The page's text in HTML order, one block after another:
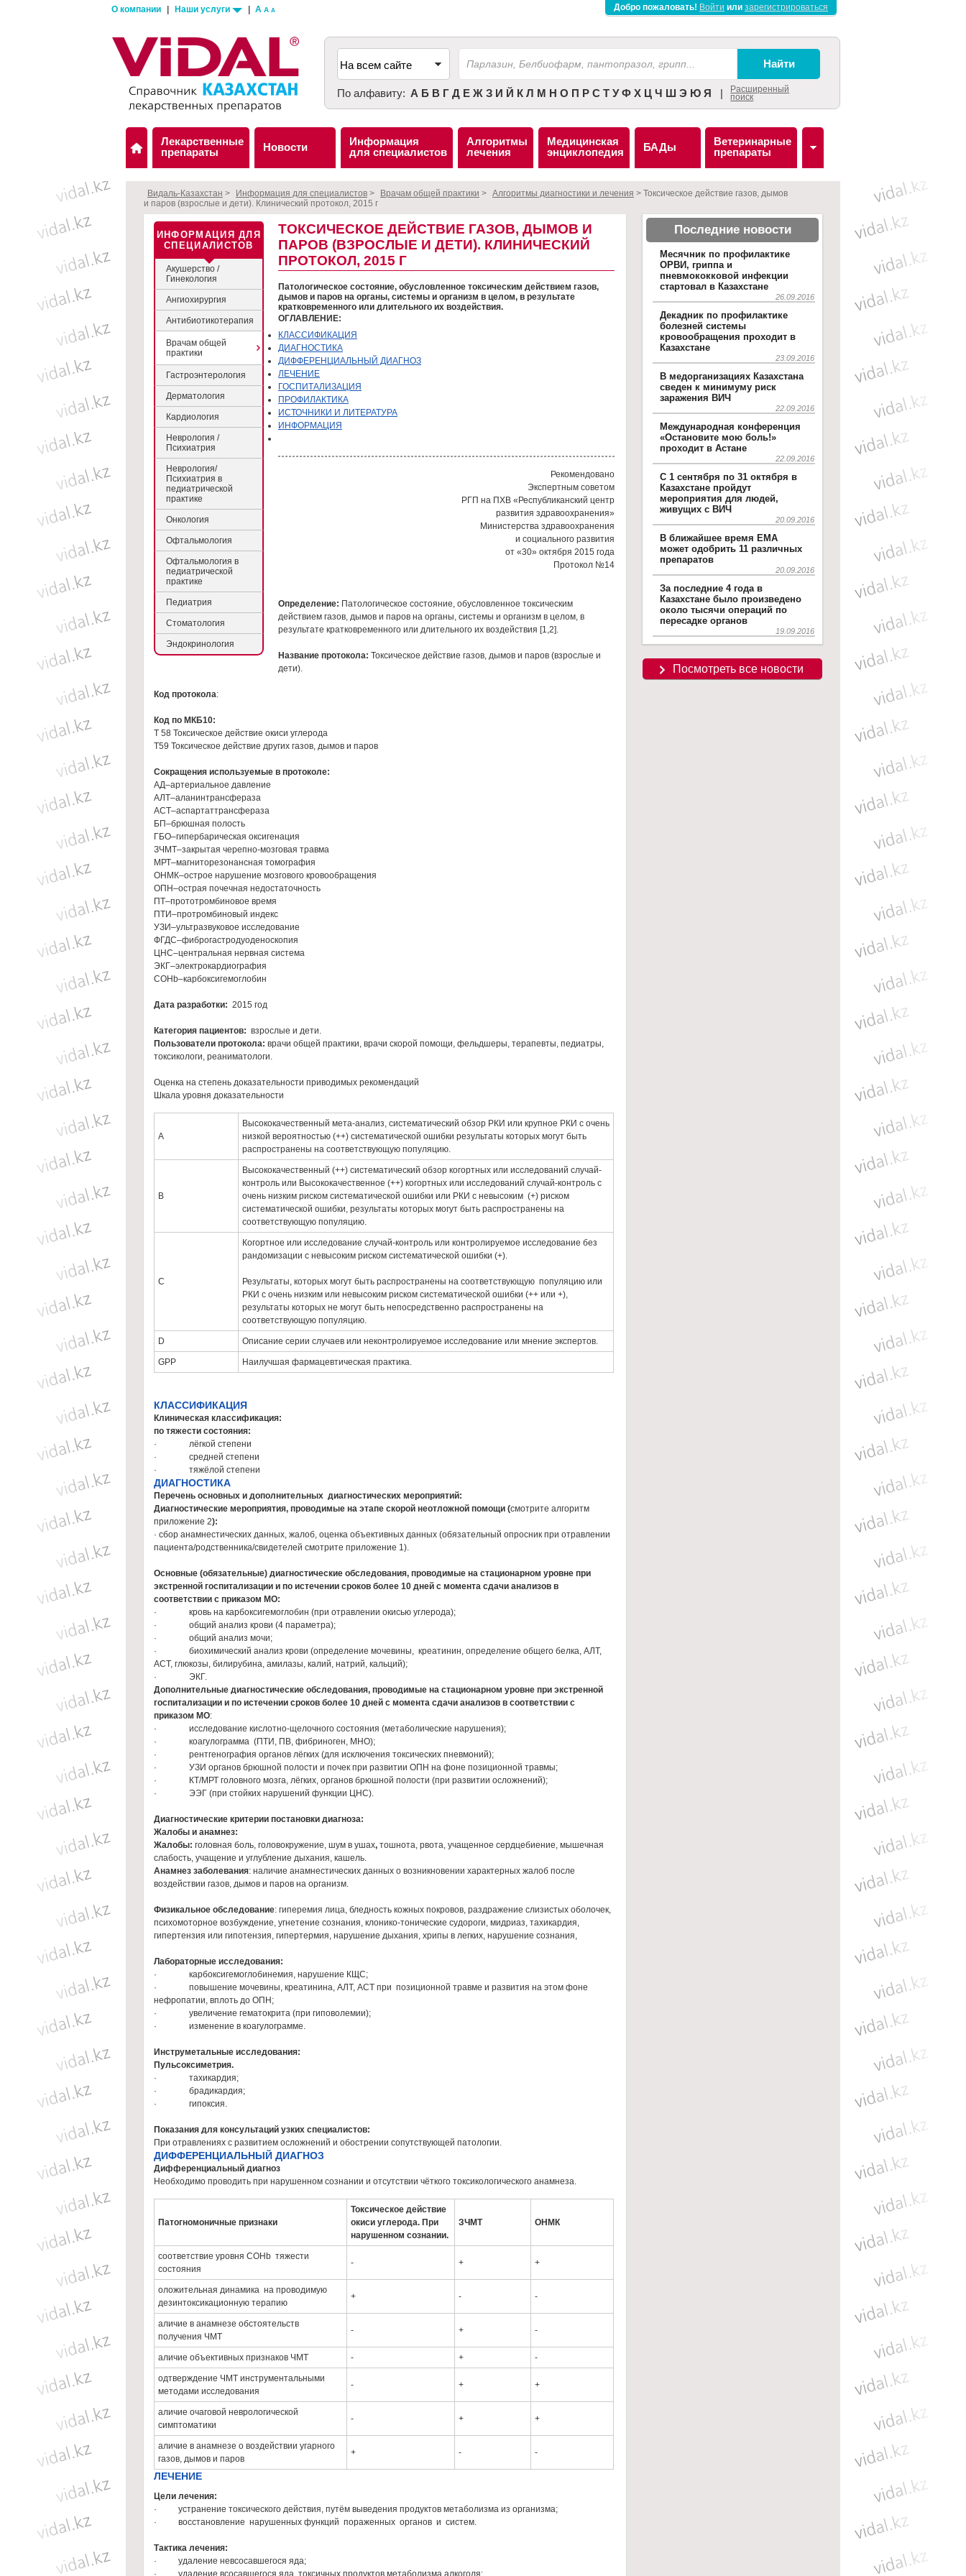
О компании Наши услуги A A A Добро пожаловать! Войти или зарегистрироваться
По алфавиту: А Б В Г Д Е Ж З И Й К Л М Н О П Р С Т У Ф Х Ц Ч Ш Э Ю Я | Расширенный
поиск
Лекарственные
препараты
Новости
Информация
для специалистов
Алгоритмы
лечения
Медицинская
энциклопедия
БАДы
Ветеринарные
препараты
Видаль-Казахстан > Информация для специалистов > Врачам общей практики > Алгоритмы диагностики и лечения > Токсическое действие газов, дымов
и паров (взрослые и дети). Клинический протокол, 2015 г
ИНФОРМАЦИЯ ДЛЯ
СПЕЦИАЛИСТОВ
Акушерство /
Гинекология
Ангиохирургия
Антибиотикотерапия
Врачам общей
практики
Гастроэнтерология
Дерматология
Кардиология
Неврология /
Психиатрия
Неврология/
Психиатрия в
педиатрической
практике
Онкология
Офтальмология
Офтальмология в
педиатрической
практике
Педиатрия
Стоматология
Эндокринология
ТОКСИЧЕСКОЕ ДЕЙСТВИЕ ГАЗОВ, ДЫМОВ И
ПАРОВ (ВЗРОСЛЫЕ И ДЕТИ). КЛИНИЧЕСКИЙ
ПРОТОКОЛ, 2015 Г
Патологическое состояние, обусловленное токсическим действием газов,
дымов и паров на органы, системы и организм в целом, в результате
кратковременного или длительного их воздействия.
ОГЛАВЛЕНИЕ:
КЛАССИФИКАЦИЯ
ДИАГНОСТИКА
ДИФФЕРЕНЦИАЛЬНЫЙ ДИАГНОЗ
ЛЕЧЕНИЕ
ГОСПИТАЛИЗАЦИЯ
ПРОФИЛАКТИКА
ИСТОЧНИКИ И ЛИТЕРАТУРА
ИНФОРМАЦИЯ
Рекомендовано
Экспертным советом
РГП на ПХВ «Республиканский центр
развития здравоохранения»
Министерства здравоохранения
и социального развития
от «30» октября 2015 года
Протокол №14
Определение: Патологическое состояние, обусловленное токсическим
действием газов, дымов и паров на органы, системы и организм в целом, в
результате кратковременного или длительного их воздействия [1,2].
Название протокола: Токсическое действие газов, дымов и паров (взрослые и
дети).
Код протокола:
Код по МКБ10:
Т 58 Токсическое действие окиси углерода
T59 Токсическое действие других газов, дымов и паров
Сокращения используемые в протоколе:
АД–артериальное давление
АЛТ–аланинтрансфераза
АСТ–аспартаттрансфераза
БП–брюшная полость
ГБО–гипербарическая оксигенация
ЗЧМТ–закрытая черепно-мозговая травма
МРТ–магниторезонансная томография
ОНМК–острое нарушение мозгового кровообращения
ОПН–острая почечная недостаточность
ПТ–прототромбиновое время
ПТИ–протромбиновый индекс
УЗИ–ультразвуковое исследование
ФГДС–фиброгастродуоденоскопия
ЦНС–центральная нервная система
ЭКГ–электрокардиография
COHb–карбоксигемоглобин
Дата разработки: 2015 год
Категория пациентов: взрослые и дети.
Пользователи протокола: врачи общей практики, врачи скорой помощи, фельдшеры, терапевты, педиатры,
токсикологи, реаниматологи.
Оценка на степень доказательности приводимых рекомендаций
Шкала уровня доказательности
А
Высококачественный мета-анализ, систематический обзор РКИ или крупное РКИ с очень
низкой вероятностью (++) систематической ошибки результаты которых могут быть
распространены на соответствующую популяцию.
В
Высококачественный (++) систематический обзор когортных или исследований случай-
контроль или Высококачественное (++) когортных или исследований случай-контроль с
очень низким риском систематической ошибки или РКИ с невысоким (+) риском
систематической ошибки, результаты которых могут быть распространены на
соответствующую популяцию.
С
Когортное или исследование случай-контроль или контролируемое исследование без
рандомизации с невысоким риском систематической ошибки (+).
Результаты, которых могут быть распространены на соответствующую популяцию или
РКИ с очень низким или невысоким риском систематической ошибки (++ или +),
результаты которых не могут быть непосредственно распространены на
соответствующую популяцию.
D Описание серии случаев или неконтролируемое исследование или мнение экспертов.
GPP Наилучшая фармацевтическая практика.
КЛАССИФИКАЦИЯ
Клиническая классификация:
по тяжести состояния:
· лёгкой степени
· средней степени
· тяжёлой степени
ДИАГНОСТИКА
Перечень основных и дополнительных диагностических мероприятий:
Диагностические мероприятия, проводимые на этапе скорой неотложной помощи (смотрите алгоритм
приложение 2):
· cбор анамнестических данных, жалоб, оценка объективных данных (обязательный опросник при отравлении
пациента/родственника/свидетелей смотрите приложение 1).
Основные (обязательные) диагностические обследования, проводимые на стационарном уровне при
экстренной госпитализации и по истечении сроков более 10 дней с момента сдачи анализов в
соответствии с приказом МО:
· кровь на карбоксигемоглобин (при отравлении окисью углерода);
· общий анализ крови (4 параметра);
· общий анализ мочи;
· биохимический анализ крови (определение мочевины, креатинин, определение общего белка, АЛТ,
АСТ, глюкозы, билирубина, амилазы, калий, натрий, кальций);
· ЭКГ.
Дополнительные диагностические обследования, проводимые на стационарном уровне при экстренной
госпитализации и по истечении сроков более 10 дней с момента сдачи анализов в соответствии с
приказом МО:
· исследование кислотно-щелочного состояния (метаболические нарушения);
· коагулограмма (ПТИ, ПВ, фибриноген, МНО);
· рентгенография органов лёгких (для исключения токсических пневмоний);
· УЗИ органов брюшной полости и почек при развитии ОПН на фоне позиционной травмы;
· КТ/МРТ головного мозга, лёгких, органов брюшной полости (при развитии осложнений);
· ЭЭГ (при стойких нарушений функции ЦНС).
Диагностические критерии постановки диагноза:
Жалобы и анамнез:
Жалобы: головная боль, головокружение, шум в ушах, тошнота, рвота, учащенное сердцебиение, мышечная
слабость, учащение и углубление дыхания, кашель.
Анамнез заболевания: наличие анамнестических данных о возникновении характерных жалоб после
воздействии газов, дымов и паров на организм.
Физикальное обследование: гиперемия лица, бледность кожных покровов, раздражение слизистых оболочек,
психомоторное возбуждение, угнетение сознания, клонико-тонические судороги, мидриаз, тахикардия,
гипертензия или гипотензия, гипертермия, нарушение дыхания, хрипы в легких, нарушение сознания,
Лабораторные исследования:
· карбоксигемоглобинемия, нарушение КЩС;
· повышение мочевины, креатинина, АЛТ, АСТ при позиционной травме и развития на этом фоне
нефропатии, вплоть до ОПН;
· увеличение гематокрита (при гиповолемии);
· изменение в коагулограмме.
Инструметальные исследования:
Пульсоксиметрия.
· тахикардия;
· брадикардия;
· гипоксия.
Показания для консультаций узких специалистов:
При отравлениях с развитием осложнений и обострении сопутствующей патологии.
ДИФФЕРЕНЦИАЛЬНЫЙ ДИАГНОЗ
Дифференциальный диагноз
Необходимо проводить при нарушенном сознании и отсутствии чёткого токсикологического анамнеза.
Патогномоничные признаки
Токсическое действие
окиси углерода. При
нарушенном сознании.
ЗЧМТ ОНМК
соответствие уровня СOHb тяжести
состояния
- + +
оложительная динамика на проводимую
дезинтоксикационную терапию
+ - -
аличие в анамнезе обстоятельств
получения ЧМТ
- + -
аличие объективных признаков ЧМТ - + -
одтверждение ЧМТ инструментальными
методами исследования
- + +
аличие очаговой неврологической
симптоматики
- + +
аличие в анамнезе о воздействии угарного
газов, дымов и паров
+ - -
ЛЕЧЕНИЕ
Цели лечения:
· устранение токсического действия, путём выведения продуктов метаболизма из организма;
· восстановление нарушенных функций пораженных органов и систем.
Тактика лечения:
· удаление невсосавшегося яда;
· удаление всосавшегося яда, токсичных продуктов метаболизма алкоголя;
Последние новости
Месячник по профилактике
ОРВИ, гриппа и
пневмококковой инфекции
стартовал в Казахстане
26.09.2016
Декадник по профилактике
болезней системы
кровообращения проходит в
Казахстане
23.09.2016
В медорганизациях Казахстана
сведен к минимуму риск
заражения ВИЧ
22.09.2016
Международная конференция
«Остановите мою боль!»
проходит в Астане
22.09.2016
С 1 сентября по 31 октября в
Казахстане пройдут
мероприятия для людей,
живущих с ВИЧ
20.09.2016
В ближайшее время EMA
может одобрить 11 различных
препаратов
20.09.2016
За последние 4 года в
Казахстане было произведено
около тысячи операций по
пересадке органов
19.09.2016
Посмотреть все новости